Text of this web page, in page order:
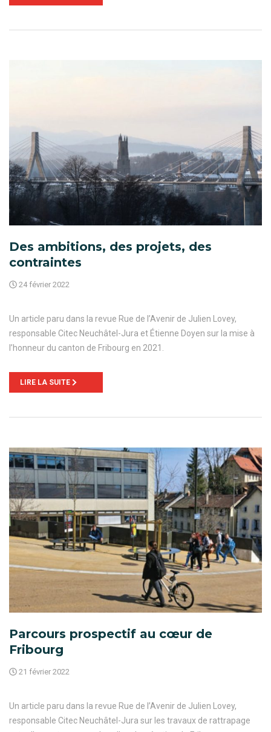
Des ambitions, des projets, des
contraintes
24 février 2022
Un article paru dans la revue Rue de l’Avenir de Julien Lovey,
responsable Citec Neuchâtel-Jura et Étienne Doyen sur la mise à
l’honneur du canton de Fribourg en 2021.
LIRE LA SUITE
Parcours prospectif au cœur de
Fribourg
21 février 2022
Un article paru dans la revue Rue de l’Avenir de Julien Lovey,
responsable Citec Neuchâtel-Jura sur les travaux de rattrapage